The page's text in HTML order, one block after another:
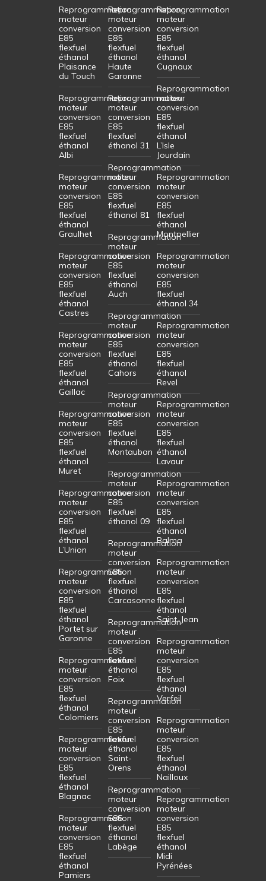
Reprogrammation
moteur
conversion
E85
flexfuel
éthanol
Plaisance
du Touch
Reprogrammation
moteur
conversion
E85
flexfuel
éthanol
Albi
Reprogrammation
moteur
conversion
E85
flexfuel
éthanol
Graulhet
Reprogrammation
moteur
conversion
E85
flexfuel
éthanol
Castres
Reprogrammation
moteur
conversion
E85
flexfuel
éthanol
Gaillac
Reprogrammation
moteur
conversion
E85
flexfuel
éthanol
Muret
Reprogrammation
moteur
conversion
E85
flexfuel
éthanol
L’Union
Reprogrammation
moteur
conversion
E85
flexfuel
éthanol
Portet sur
Garonne
Reprogrammation
moteur
conversion
E85
flexfuel
éthanol
Colomiers
Reprogrammation
moteur
conversion
E85
flexfuel
éthanol
Blagnac
Reprogrammation
moteur
conversion
E85
flexfuel
éthanol
Pamiers
Reprogrammation
moteur
conversion
E85
flexfuel
éthanol
Haute
Garonne
Reprogrammation
moteur
conversion
E85
flexfuel
éthanol 31
Reprogrammation
moteur
conversion
E85
flexfuel
éthanol 81
Reprogrammation
moteur
conversion
E85
flexfuel
éthanol
Auch
Reprogrammation
moteur
conversion
E85
flexfuel
éthanol
Cahors
Reprogrammation
moteur
conversion
E85
flexfuel
éthanol
Montauban
Reprogrammation
moteur
conversion
E85
flexfuel
éthanol 09
Reprogrammation
moteur
conversion
E85
flexfuel
éthanol
Carcasonne
Reprogrammation
moteur
conversion
E85
flexfuel
éthanol
Foix
Reprogrammation
moteur
conversion
E85
flexfuel
éthanol
Saint-
Orens
Reprogrammation
moteur
conversion
E85
flexfuel
éthanol
Labège
Reprogrammation
moteur
conversion
E85
flexfuel
éthanol
Cugnaux
Reprogrammation
moteur
conversion
E85
flexfuel
éthanol
L’Isle
Jourdain
Reprogrammation
moteur
conversion
E85
flexfuel
éthanol
Montpellier
Reprogrammation
moteur
conversion
E85
flexfuel
éthanol 34
Reprogrammation
moteur
conversion
E85
flexfuel
éthanol
Revel
Reprogrammation
moteur
conversion
E85
flexfuel
éthanol
Lavaur
Reprogrammation
moteur
conversion
E85
flexfuel
éthanol
Balma
Reprogrammation
moteur
conversion
E85
flexfuel
éthanol
Saint-Jean
Reprogrammation
moteur
conversion
E85
flexfuel
éthanol
Verfeil
Reprogrammation
moteur
conversion
E85
flexfuel
éthanol
Nailloux
Reprogrammation
moteur
conversion
E85
flexfuel
éthanol
Midi
Pyrénées